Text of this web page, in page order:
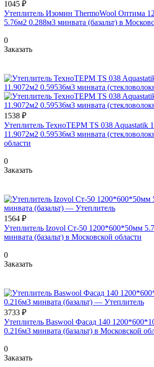
1045 ₽
Утеплитель Изомин ThermoWool Оптима
5.76м2 0.288м3 минвата (базальт) в
0
Заказать
1538 ₽
Утеплитель ТехноТЕРМ TS 038 Aquastatik
11.9072м2 0.59536м3 минвата
области
0
Заказать
1564 ₽
Утеплитель Izovol Ст-50 1200*600*50мм
минвата (базальт) в Московской области
0
Заказать
3733 ₽
Утеплитель Baswool Фасад 140
0.216м3 минвата (базальт) в Московской
0
Заказать